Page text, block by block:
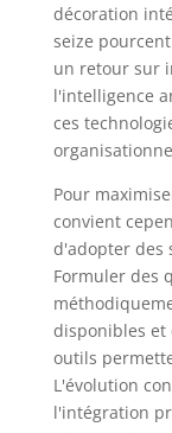
décoration
seize
un retour sur
l'intelligence
ces
Pour
convient
d'adopter des
Formuler des
disponibles et
outils
L'évolution
l'intégration